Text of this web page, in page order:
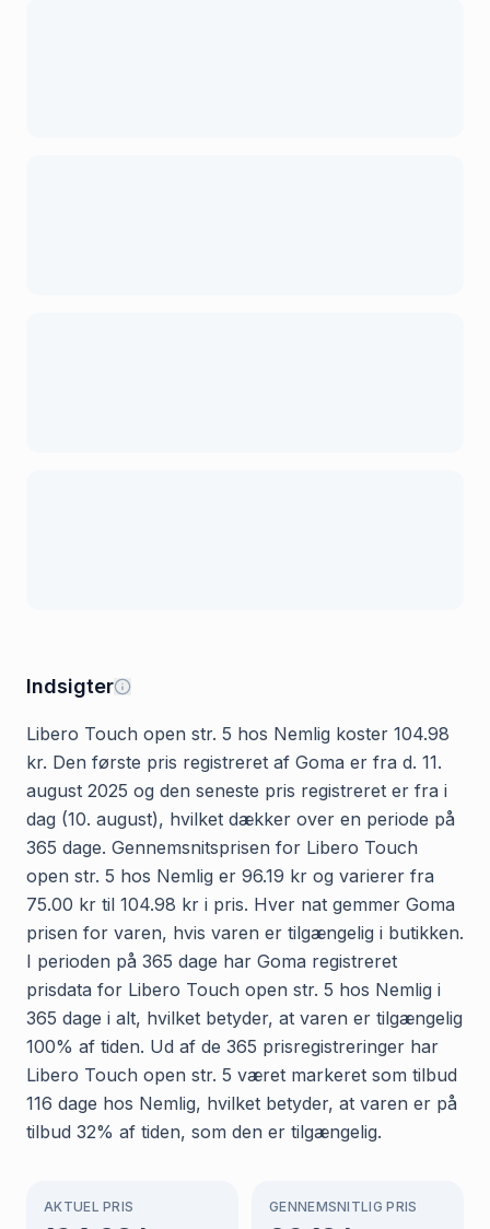
Indsigter
Libero Touch open str. 5 hos Nemlig koster 104.98
kr. Den første pris registreret af Goma er fra d. 11.
august 2025 og den seneste pris registreret er fra i
dag (10. august), hvilket dækker over en periode på
365 dage. Gennemsnitsprisen for Libero Touch
open str. 5 hos Nemlig er 96.19 kr og varierer fra
75.00 kr til 104.98 kr i pris. Hver nat gemmer Goma
prisen for varen, hvis varen er tilgængelig i butikken.
I perioden på 365 dage har Goma registreret
prisdata for Libero Touch open str. 5 hos Nemlig i
365 dage i alt, hvilket betyder, at varen er tilgængelig
100% af tiden. Ud af de 365 prisregistreringer har
Libero Touch open str. 5 været markeret som tilbud
116 dage hos Nemlig, hvilket betyder, at varen er på
tilbud 32% af tiden, som den er tilgængelig.
AKTUEL PRIS GENNEMSNITLIG PRIS